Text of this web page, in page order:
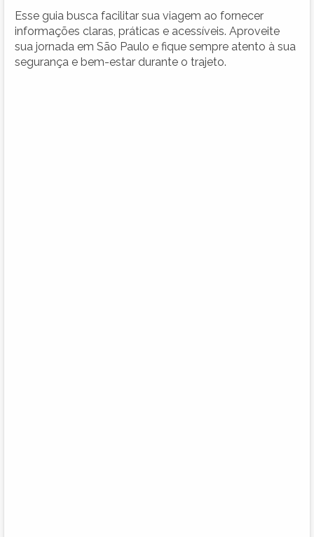
Esse guia busca facilitar sua viagem ao fornecer
informações claras, práticas e acessíveis. Aproveite
sua jornada em São Paulo e fique sempre atento à sua
segurança e bem-estar durante o trajeto.